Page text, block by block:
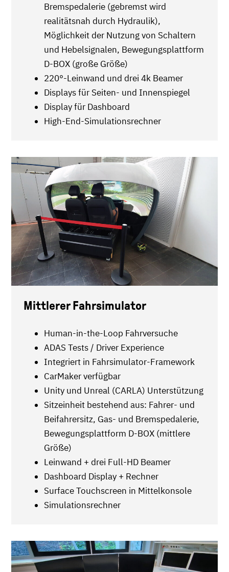
Bremspedalerie (gebremst wird
realitätsnah durch Hydraulik),
Möglichkeit der Nutzung von Schaltern
und Hebelsignalen, Bewegungsplattform
D-BOX (große Größe)
220°-Leinwand und drei 4k Beamer
Displays für Seiten- und Innenspiegel
Display für Dashboard
High-End-Simulationsrechner
Mittlerer Fahrsimulator
Human-in-the-Loop Fahrversuche
ADAS Tests / Driver Experience
Integriert in Fahrsimulator-Framework
CarMaker verfügbar
Unity und Unreal (CARLA) Unterstützung
Sitzeinheit bestehend aus: Fahrer- und
Beifahrersitz, Gas- und Bremspedalerie,
Bewegungsplattform D-BOX (mittlere
Größe)
Leinwand + drei Full-HD Beamer
Dashboard Display + Rechner
Surface Touchscreen in Mittelkonsole
Simulationsrechner